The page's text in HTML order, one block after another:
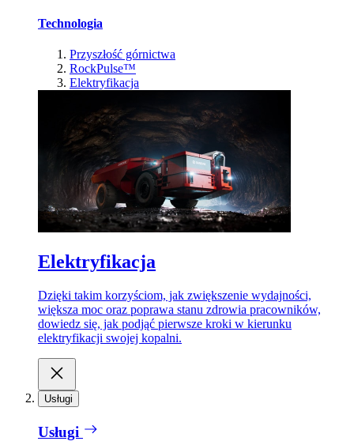
Technologia
Przyszłość górnictwa
RockPulse™
Elektryfikacja
Elektryfikacja
Dzięki takim korzyściom, jak zwiększenie wydajności,
większa moc oraz poprawa stanu zdrowia pracowników,
dowiedz się, jak podjąć pierwsze kroki w kierunku
elektryfikacji swojej kopalni.
Usługi
Usługi